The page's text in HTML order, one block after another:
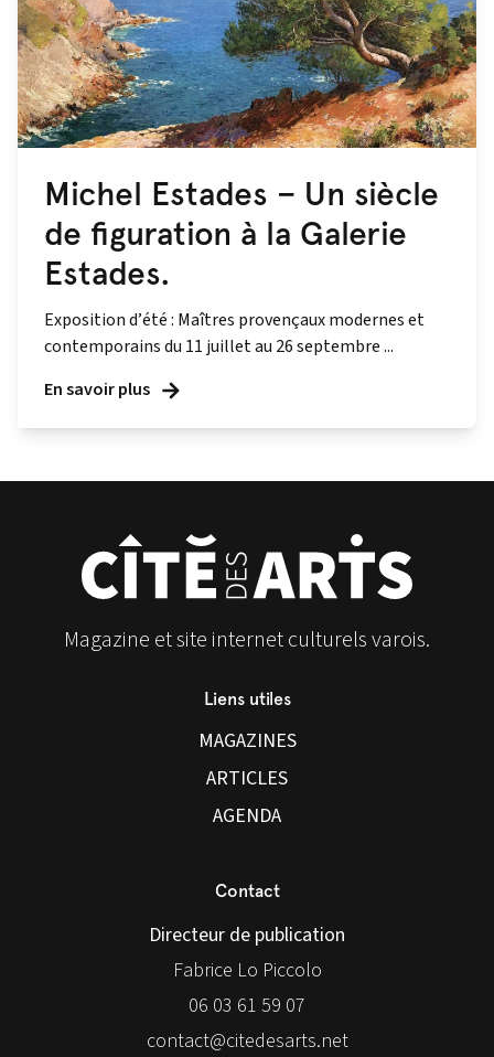
Michel Estades – Un siècle
de figuration à la Galerie
Estades.
Exposition d’été : Maîtres provençaux modernes et
contemporains du 11 juillet au 26 septembre ...
En savoir plus
Magazine et site internet culturels varois.
Liens utiles
MAGAZINES
ARTICLES
AGENDA
Contact
Directeur de publication
Fabrice Lo Piccolo
06 03 61 59 07
contact@citedesarts.net